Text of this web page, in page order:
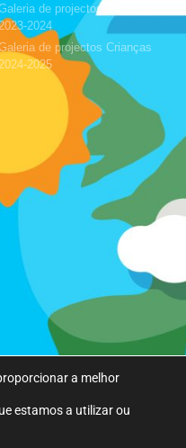
de projectos Crianças
2024
de projectos Crianças
2024-2025
os direitos reservados.
a melhor
estamos a utilizar ou